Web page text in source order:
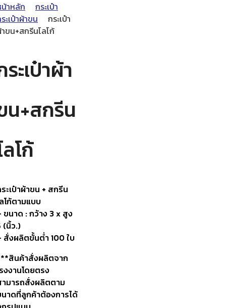
าหลัก
กระเป๋า
ะเป๋าผ้าขน
กระเป๋า
ขน+สกรีนโลโก้
ระเป๋าผ้า
น+สกรีน
ลโก้
ะเป๋าผ้าขน + สกรีน
โก้ตามแบบ
ขนาด : กว้าง 3 x สูง
(นิ้ว.)
สั่งผลิตขั้นต่ำ 100 ใบ
สินค้าสั่งผลิตจาก
งงานโดยตรง
มารถสั่งผลิตตาม
าดที่ลูกค้าต้องการได้